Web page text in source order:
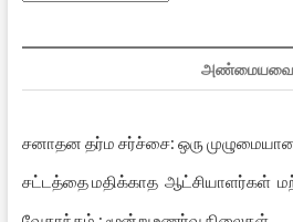
அண்மையவை
சனாதன தர்ம சர்ச்சை: ஒரு
சட்டத்தை மதிக்காத ஆட்சியாளர்கள்